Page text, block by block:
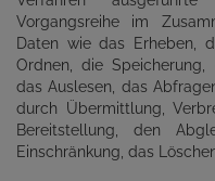
Vorgangsreihe im
Daten wie das Erheben,
Ordnen, die Speicherung,
das Auslesen, das
durch Übermittlung,
Bereitstellung, den
Einschränkung, das